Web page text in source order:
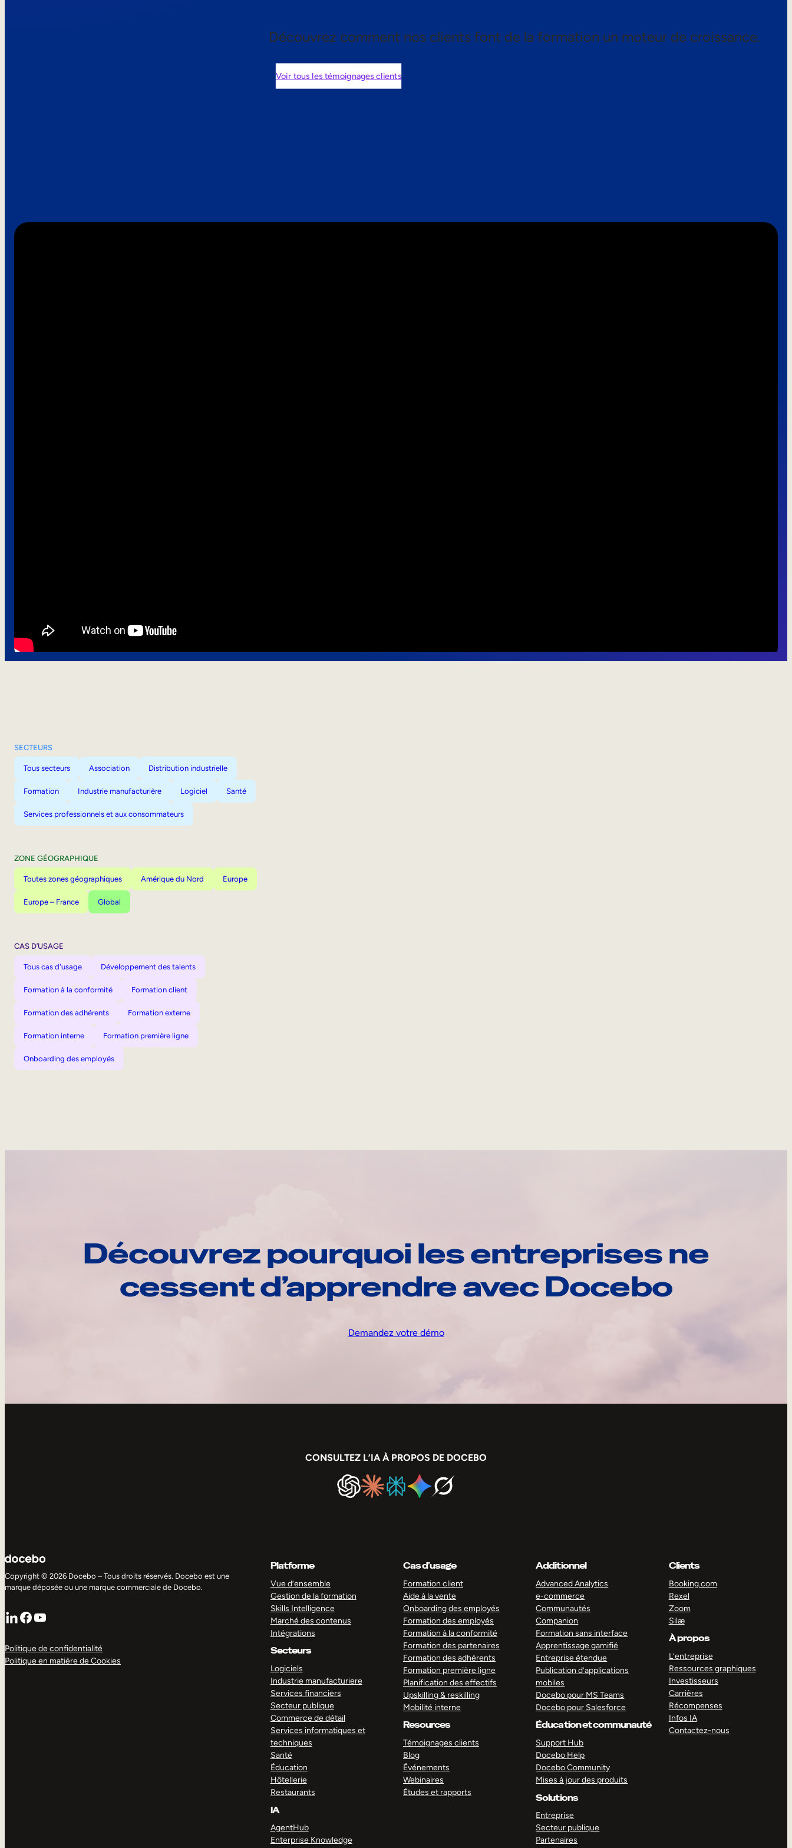
Découvrez comment nos clients font de la formation un moteur de croissance.
Voir tous les témoignages clients
SECTEURS
Tous secteurs Association Distribution industrielle
Formation Industrie manufacturière Logiciel Santé
Services professionnels et aux consommateurs
ZONE GÉOGRAPHIQUE
Toutes zones géographiques Amérique du Nord Europe
Europe – France Global
CAS D’USAGE
Tous cas d'usage Développement des talents
Formation à la conformité Formation client
Formation des adhérents Formation externe
Formation interne Formation première ligne
Onboarding des employés
Découvrez pourquoi les entreprises ne
cessent d’apprendre avec Docebo
Demandez votre démo
CONSULTEZ L’IA À PROPOS DE DOCEBO
Copyright © 2026 Docebo – Tous droits réservés. Docebo est une
marque déposée ou une marque commerciale de Docebo.
LinkedIn
Facebook
YouTube
Politique de confidentialité
Politique en matière de Cookies
Platforme
Vue d’ensemble
Gestion de la formation
Skills Intelligence
Marché des contenus
Intégrations
Secteurs
Logiciels
Industrie manufacturiere
Services financiers
Secteur publique
Commerce de détail
Services informatiques et
techniques
Santé
Éducation
Hôtellerie
Restaurants
IA
AgentHub
Enterprise Knowledge
Cas d’usage
Formation client
Aide à la vente
Onboarding des employés
Formation des employés
Formation à la conformité
Formation des partenaires
Formation des adhérents
Formation première ligne
Planification des effectifs
Upskilling & reskilling
Mobilité interne
Resources
Témoignages clients
Blog
Événements
Webinaires
Études et rapports
Additionnel
Advanced Analytics
e-commerce
Communautés
Companion
Formation sans interface
Apprentissage gamifié
Entreprise étendue
Publication d’applications
mobiles
Docebo pour MS Teams
Docebo pour Salesforce
Éducation et communauté
Support Hub
Docebo Help
Docebo Community
Mises à jour des produits
Solutions
Entreprise
Secteur publique
Partenaires
Clients
Booking.com
Rexel
Zoom
Silæ
À propos
L’entreprise
Ressources graphiques
Investisseurs
Carrières
Récompenses
Infos IA
Contactez-nous